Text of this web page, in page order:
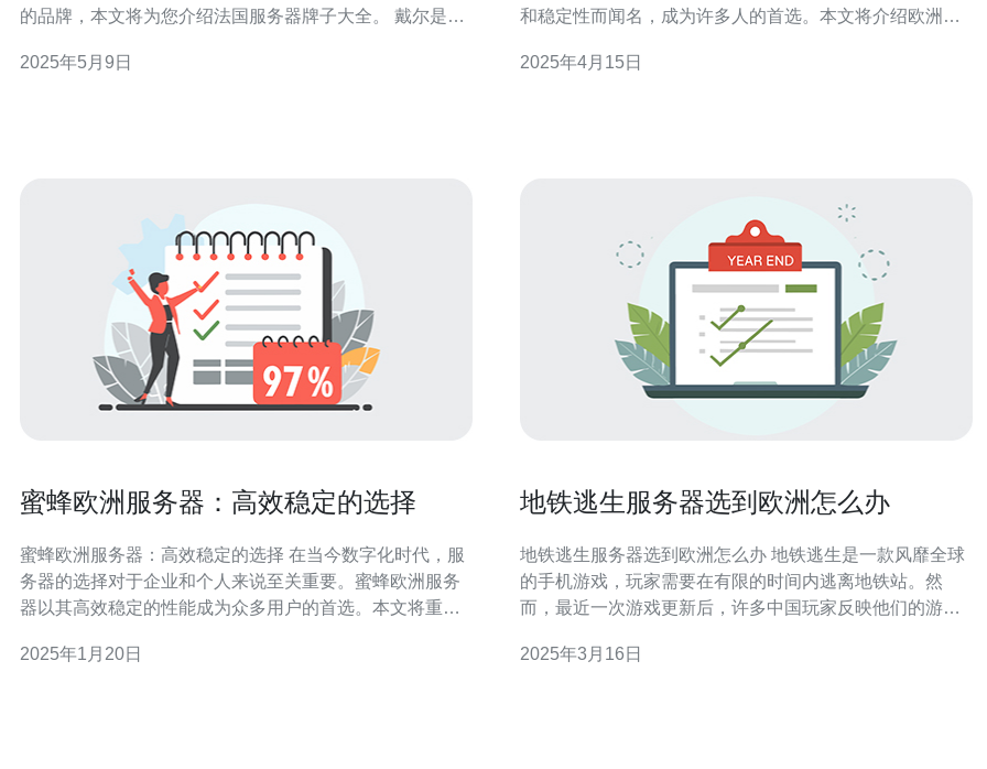
的品牌，本文将为您介绍法国服务器牌子大全。 戴尔是一
额。戴尔的服务器产品质量有保障，性能稳定，受到不少
2025年5月9日
和稳定性而闻名，成为许多人的首选。本文将介绍欧洲靠
服务器以其出色的稳定性而著称。这是因为欧洲的服务器
2025年4月15日
蜜蜂欧洲服务器：高效稳定的选择
蜜蜂欧洲服务器：高效稳定的选择 在当今数字化时代，服
务器的选择对于企业和个人来说至关重要。蜜蜂欧洲服务
器以其高效稳定的性能成为众多用户的首选。本文将重点
先进的硬件和软件技术，确保高效的性能表现。其强大的
2025年1月20日
地铁逃生服务器选到欧洲怎么办
地铁逃生服务器选到欧洲怎么办 地铁逃生是一款风靡全球
的手机游戏，玩家需要在有限的时间内逃离地铁站。然
而，最近一次游戏更新后，许多中国玩家反映他们的游戏
题。 服务器选错区域的问题可能是由于游戏更新时的技术
2025年3月16日